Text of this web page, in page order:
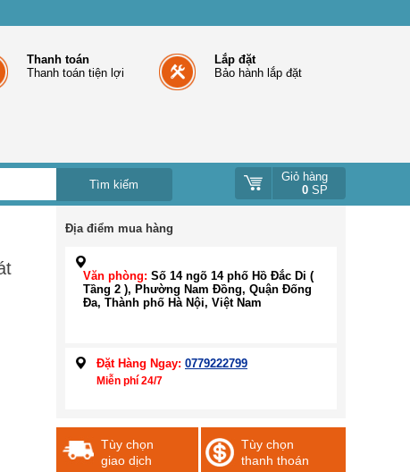
Thanh toán
Thanh toán tiện lợi
Lắp đặt
Bảo hành lắp đặt
Giỏ hàng
0 SP
Địa điểm mua hàng
Văn phòng: Số 14 ngõ 14 phố Hồ Đắc Di (
Tầng 2 ), Phường Nam Đồng, Quận Đống
Đa, Thành phố Hà Nội, Việt Nam
Đặt Hàng Ngay: 0779222799
Miễn phí 24/7
Tùy chọn
giao dịch
Tùy chọn
thanh thoán